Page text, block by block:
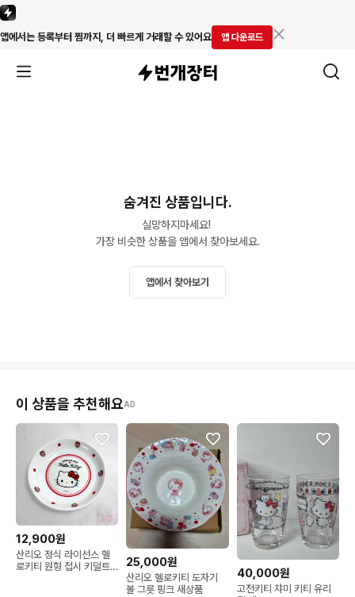
앱에서는 등록부터 찜까지, 더 빠르게 거래할 수 있어요 앱 다운로드
숨겨진 상품입니다.
실망하지마세요!
가장 비슷한 상품을 앱에서 찾아보세요.
앱에서 찾아보기
이 상품을 추천해요AD
12,900원
산리오 정식 라이선스 헬
로키티 원형 접시 키덜트
25,000원
산리오 헬로키티 도자기
볼 그릇 핑크 새상품
40,000원
고전키티 챠미 키티 유리